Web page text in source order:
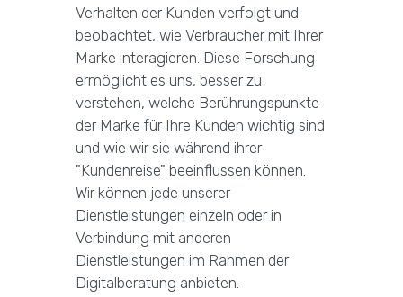
Verhalten der Kunden verfolgt und
beobachtet, wie Verbraucher mit Ihrer
Marke interagieren. Diese Forschung
ermöglicht es uns, besser zu
verstehen, welche Berührungspunkte
der Marke für Ihre Kunden wichtig sind
und wie wir sie während ihrer
"Kundenreise" beeinflussen können.
Wir können jede unserer
Dienstleistungen einzeln oder in
Verbindung mit anderen
Dienstleistungen im Rahmen der
Digitalberatung anbieten.